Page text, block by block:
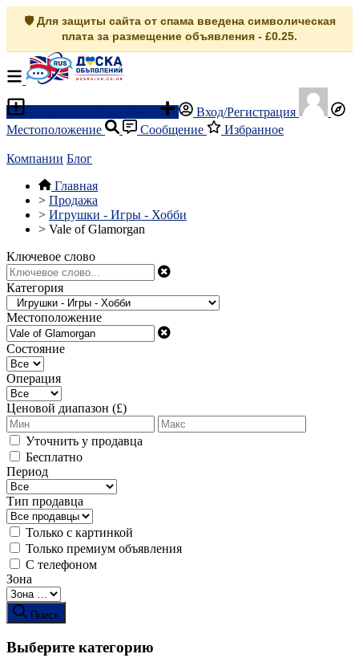
🛡️ Для защиты сайта от спама введена символическая
плата за размещение объявления - £0.25.
Вход/Регистрация
Местоположение
Сообщение Избранное
Компании Блог
Главная
> Продажа
> Игрушки - Игры - Хобби
> Vale of Glamorgan
Ключевое слово
Категория
Местоположение
Состояние
Операция
Ценовой диапазон (£)
Уточнить у продавца
Бесплатно
Период
Тип продавца
Только с картинкой
Только премиум объявления
С телефоном
Зона
Поиск
Выберите категорию